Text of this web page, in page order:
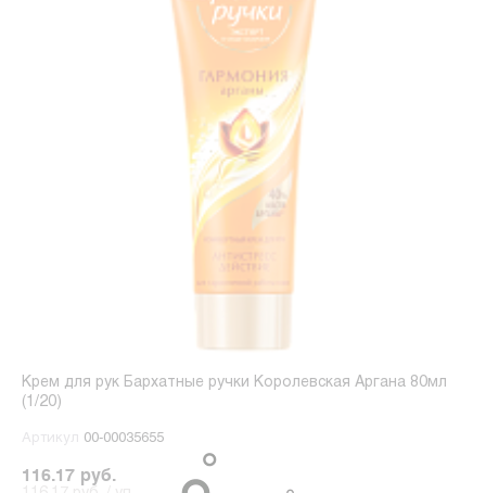
Крем для рук Бархатные ручки Королевская Аргана 80мл
(1/20)
Артикул 00-00035655
116.17 руб.